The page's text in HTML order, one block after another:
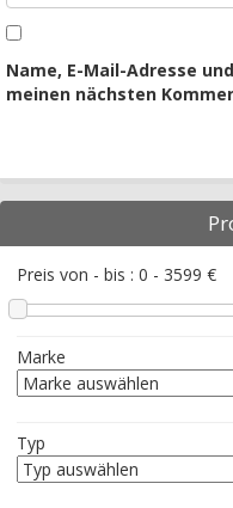
Name, E-Mail-Adresse
meinen nächsten
Preis von - bis : 0 - 3599 €
Marke
Typ